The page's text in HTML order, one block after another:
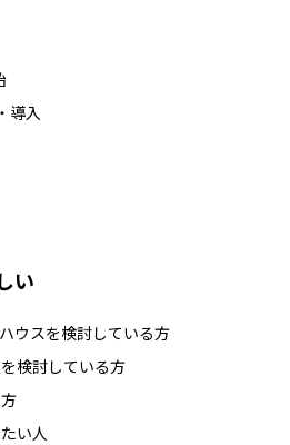
導入
い
ウスを検討している方
検討している方
い人